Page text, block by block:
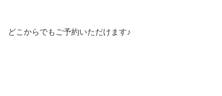
どこからでもご予約いただけます♪